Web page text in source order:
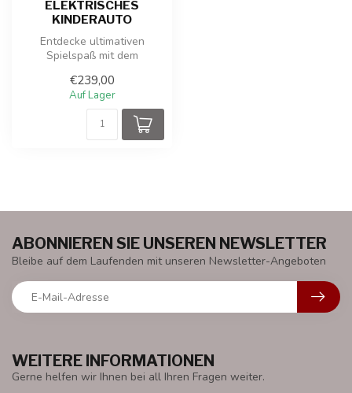
ELEKTRISCHES
KINDERAUTO
Entdecke ultimativen
Spielspaß mit dem
Volkswagen ID. Buzz K...
€239,00
Auf Lager
WEITERE INFORMATIONEN
Gerne helfen wir Ihnen bei all Ihren Fragen weiter.
ABONNIEREN SIE UNSEREN NEWSLETTER
Bleibe auf dem Laufenden mit unseren Newsletter-Angeboten